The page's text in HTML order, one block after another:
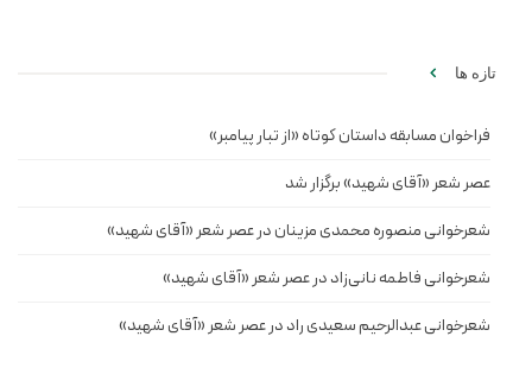
تازه ها
فراخوان مسابقه داستان کوتاه «از تبار پیامبر»
عصر شعر «آقای شهید» برگزار شد
شعرخوانی منصوره محمدی مزینان در عصر شعر «آقای شهید»
شعرخوانی فاطمه نانی‌زاد در عصر شعر «آقای شهید»
شعرخوانی عبدالرحیم سعیدی راد در عصر شعر «آقای شهید»